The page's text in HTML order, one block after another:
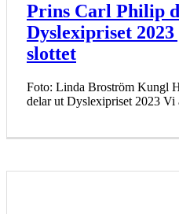
Prins Carl Philip
Dyslexipriset
slottet
Foto: Linda Broström Kungl
delar ut Dyslexipriset 2023 Vi